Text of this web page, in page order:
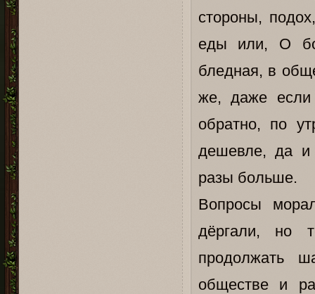
стороны,
еды или, О
бледная, в
же, даже если
обратно, по
дешевле, да и
разы больше.
Вопросы
дёргали, но
продолжать
обществе и